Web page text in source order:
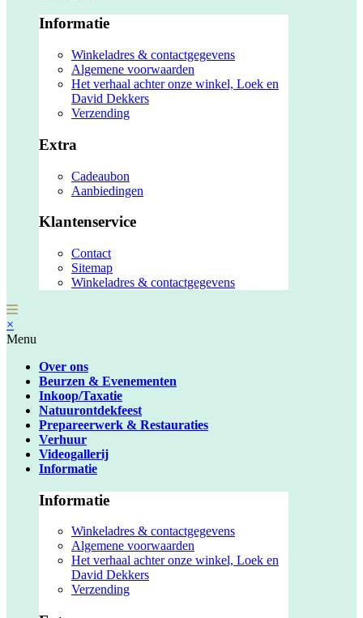
Informatie
Winkeladres & contactgegevens
Algemene voorwaarden
Het verhaal achter onze winkel, Loek en
David Dekkers
Verzending
Extra
Cadeaubon
Aanbiedingen
Klantenservice
Contact
Sitemap
Winkeladres & contactgegevens
×
Menu
Over ons
Beurzen & Evenementen
Inkoop/Taxatie
Natuurontdekfeest
Prepareerwerk & Restauraties
Verhuur
Videogallerij
Informatie
Informatie
Winkeladres & contactgegevens
Algemene voorwaarden
Het verhaal achter onze winkel, Loek en
David Dekkers
Verzending